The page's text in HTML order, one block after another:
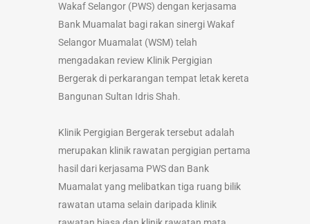
Wakaf Selangor (PWS) dengan kerjasama
Bank Muamalat bagi rakan sinergi Wakaf
Selangor Muamalat (WSM) telah
mengadakan review Klinik Pergigian
Bergerak di perkarangan tempat letak kereta
Bangunan Sultan Idris Shah.
Klinik Pergigian Bergerak tersebut adalah
merupakan klinik rawatan pergigian pertama
hasil dari kerjasama PWS dan Bank
Muamalat yang melibatkan tiga ruang bilik
rawatan utama selain daripada klinik